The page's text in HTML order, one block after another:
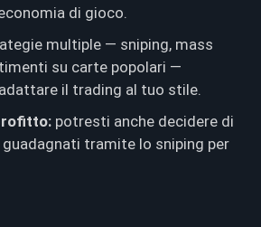
di gioco.
multiple — sniping, mass
su carte popolari —
il trading al tuo stile.
potresti anche decidere di
guadagnati tramite lo sniping per